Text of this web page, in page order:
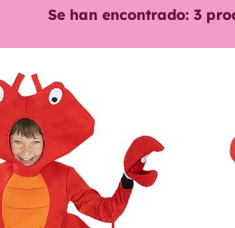
Se han encontrado: 3